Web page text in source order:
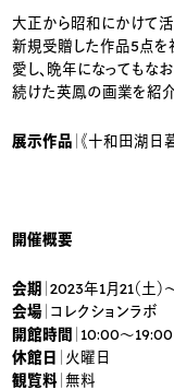
大正から昭和にかけて活
新規受贈した作品5点を
愛し、晩年になっても
続けた英鳳の画業を紹介
展示作品 ｜《十和田湖
開催概要
会期 ｜2023年1月21（土）
会場 ｜コレクションラボ
開館時間 ｜10:00～19:00
休館日 ｜火曜日
観覧料 ｜無料